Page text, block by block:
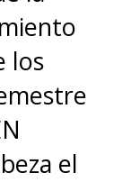
los
el